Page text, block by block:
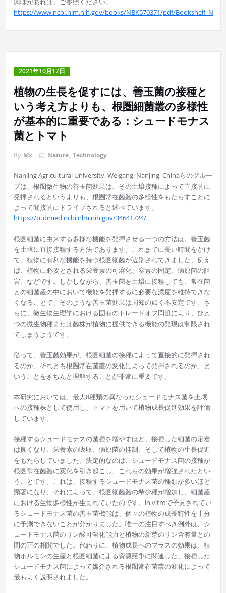
https://www.ncbi.nlm.nih.gov/books/NBK570371/pdf/
2021年10月17日
植物の生長を促すには、善玉菌の接種と
いう考え方よりも、根圏細菌叢の多様性
が基本的に重要である：シュードモナス
菌とトマト
By Mx に Nature, Technology
Nanjing Agricultural University, Weigang, Nanjing, Chinaらのグルー
プは、根圏微生物の善玉菌効果は、その土壌接種によって直接的に
発揮されるというよりも、根圏常在菌叢の多様性をもたらすことに
よって間接的にドライブされると述べています。
https://pubmed.ncbi.nlm.nih.gov/34641724/
根圏細菌に由来する多様な機能を発揮させる一つの方法は、善玉菌
を土壌に直接接種する方法であります。これまでに長い時間をかけ
て、植物に有利な機能を持つ根圏細菌が選別されてきました、例え
ば、植物に必要とされる栄養素の可溶化、窒素の固定、病原菌の阻
害、などです。しかしながら、善玉菌を土壌に接種しても、常在菌
との細菌叢の中において機能を発揮するに必要な濃度を維持できな
くなることで、そのような善玉菌効果は周知の如く不安定です。さ
らに、微生物生理学における固有のトレードオフ問題により、ひと
つの微生物種または菌株が植物に提供できる機能の発現は制限され
てしまうようです。
従って、善玉菌効果が、根圏細菌の接種によって直接的に発揮され
るのか、それとも根圏常在菌叢の変化によって発揮されるのか、と
いうことをきちんと理解することが非常に重要です。
本研究においては、最大8種類の異なったシュードモナス菌を土壌
への接種株として使用し、トマトを用いて植物成長促進効果を評価
しています。
接種するシュードモナスの菌種を増やすほど、接種した細菌の定着
は良くなり、栄養素の吸収、病原菌の抑制、そして植物の生長促進
をもたらしていました。決定的なのは、シュードモナス菌の接種が
根圏常在菌叢に変化を引き起こし、これらの効果が増強されたとい
うことです。これは、接種するシュードモナス菌の種類が多いほど
顕著になり、それによって、根圏細菌叢の希少種が増加し、細菌叢
における生物多様性が生まれていたのです。in vitroで予見されてい
るシュードモナス菌の善玉菌機能は、個々の植物の成長特性を十分
に予測できないことが分かりました。唯一の注目すべき例外は、シ
ュードモナス菌のリン酸可溶化能力と植物の新芽のリン含有量との
間の正の相関でした。代わりに、植物成長へのプラスの効果は、植
物ホルモンの生産と根圏細菌による資源競争に関連した、接種した
シュードモナス菌によって媒介される根圏常在菌叢の変化によって
最もよく説明されました。